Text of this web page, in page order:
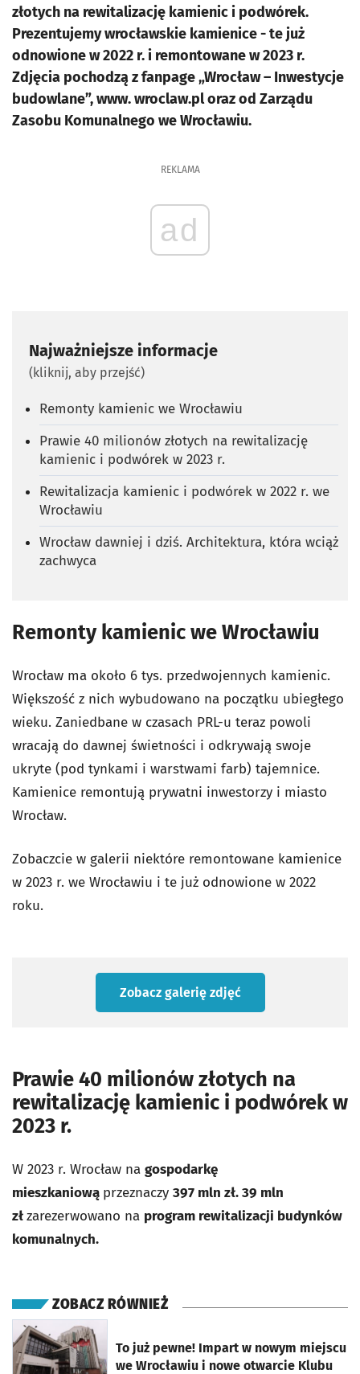
złotych na rewitalizację kamienic i podwórek.
Prezentujemy wrocławskie kamienice - te już
odnowione w 2022 r. i remontowane w 2023 r.
Zdjęcia pochodzą z fanpage „Wrocław – Inwestycje
budowlane”, www. wroclaw.pl oraz od Zarządu
Zasobu Komunalnego we Wrocławiu.
REKLAMA
ad
Najważniejsze informacje
(kliknij, aby przejść)
Remonty kamienic we Wrocławiu
Prawie 40 milionów złotych na rewitalizację
kamienic i podwórek w 2023 r.
Rewitalizacja kamienic i podwórek w 2022 r. we
Wrocławiu
Wrocław dawniej i dziś. Architektura, która wciąż
zachwyca
Remonty kamienic we Wrocławiu
Wrocław ma około 6 tys. przedwojennych kamienic.
Większość z nich wybudowano na początku ubiegłego
wieku. Zaniedbane w czasach PRL-u teraz powoli
wracają do dawnej świetności i odkrywają swoje
ukryte (pod tynkami i warstwami farb) tajemnice.
Kamienice remontują prywatni inwestorzy i miasto
Wrocław.
Zobaczcie w galerii niektóre remontowane kamienice
w 2023 r. we Wrocławiu i te już odnowione w 2022
roku.
Zobacz galerię zdjęć
Prawie 40 milionów złotych na
rewitalizację kamienic i podwórek w
2023 r.
W 2023 r. Wrocław na gospodarkę
mieszkaniową przeznaczy 397 mln zł.39 mln
złzarezerwowano na program rewitalizacji budynków
komunalnych.
ZOBACZ RÓWNIEŻ
To już pewne! Impart w nowym miejscu
we Wrocławiu i nowe otwarcie Klubu
otworzy się w nowej karcie